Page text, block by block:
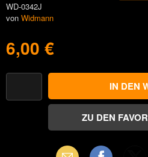
WD-0342J
von Widmann
6,00 €